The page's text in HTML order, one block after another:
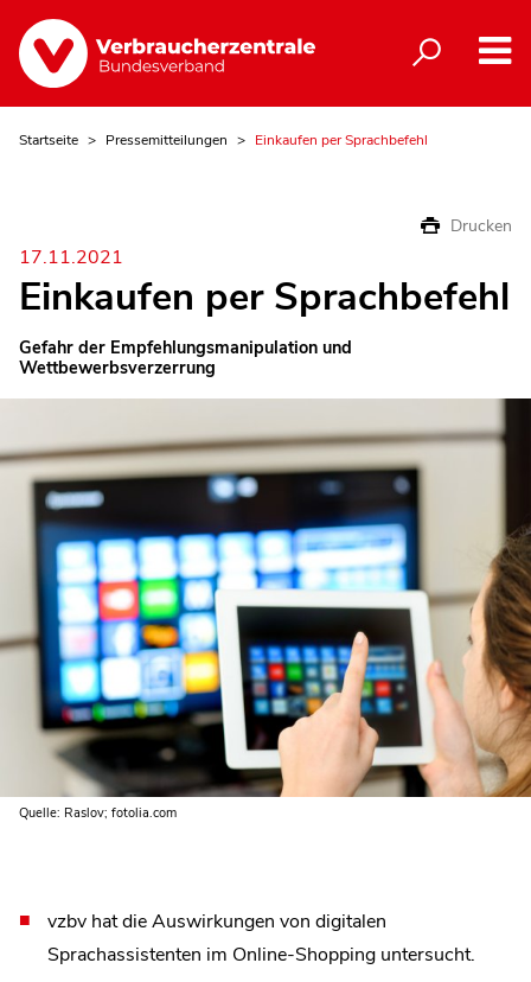
Startseite Pressemitteilungen Einkaufen per Sprachbefehl
Drucken
17.11.2021
Einkaufen per Sprachbefehl
Gefahr der Empfehlungsmanipulation und
Wettbewerbsverzerrung
Quelle: Raslov; fotolia.com
vzbv hat die Auswirkungen von digitalen
Sprachassistenten im Online-Shopping untersucht.